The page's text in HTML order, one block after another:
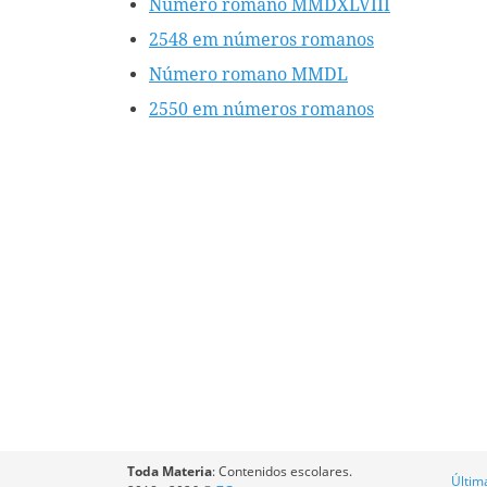
Número romano MMDXLVIII
2548 em números romanos
Número romano MMDL
2550 em números romanos
Toda Materia: Contenidos escolares.